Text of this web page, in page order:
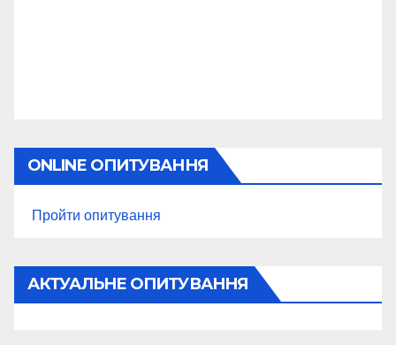
ONLINE ОПИТУВАННЯ
Пройти опитування
АКТУАЛЬНЕ ОПИТУВАННЯ